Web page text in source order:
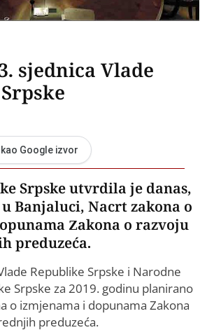
sjednica Vlade
Google izvor
Srpske utvrdila je danas,
Banjaluci, Nacrt zakona o
Zakona o razvoju
preduzeća.
Republike Srpske i Narodne
Srpske za 2019. godinu planirano
o izmjenama i dopunama Zakona
preduzeća.